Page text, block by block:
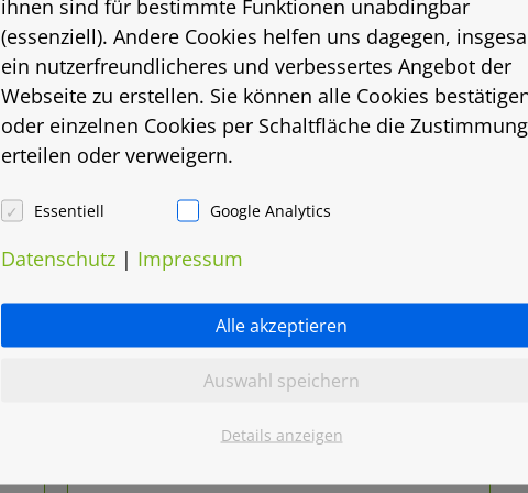
ihnen sind für bestimmte Funktionen unabdingbar
(essenziell). Andere Cookies helfen uns dagegen,
ein nutzerfreundlicheres und verbessertes Angebot der
Webseite zu erstellen. Sie können alle Cookies
oder einzelnen Cookies per Schaltfläche die Zustimmung
erteilen oder verweigern.
Essentiell Google Analytics
Datenschutz | Impressum
Alle akzeptieren
Auswahl speichern
Details anzeigen